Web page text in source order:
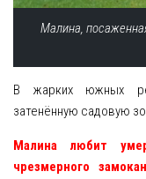
Малина,
В жарких южных
затенённую садовую
Малина любит
чрезмерного